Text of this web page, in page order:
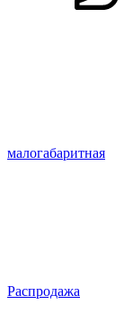
малогабаритная
Распродажа